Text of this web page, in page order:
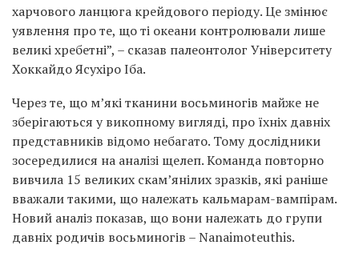
харчового ланцюга крейдового періоду. Це змінює
уявлення про те, що ті океани контролювали лише
великі хребетні”, – сказав палеонтолог Університету
Хоккайдо Ясухіро Іба.
Через те, що м’які тканини восьминогів майже не
зберігаються у викопному вигляді, про їхніх давніх
представників відомо небагато. Тому дослідники
зосередилися на аналізі щелеп. Команда повторно
вивчила 15 великих скам’янілих зразків, які раніше
вважали такими, що належать кальмарам-вампірам.
Новий аналіз показав, що вони належать до групи
давніх родичів восьминогів – Nanaimoteuthis.